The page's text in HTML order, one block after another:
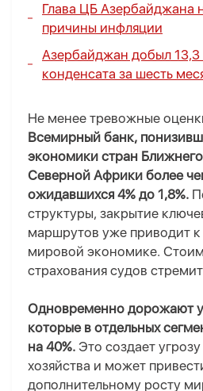
Глава ЦБ Азербайджана
причины инфляции
Азербайджан добыл
конденсата за шесть
Не менее тревожные
Всемирный банк,
экономики стран
Северной Африки более
ожидавшихся 4% до 1,8%.
структуры, закрытие
маршрутов уже приводит
мировой экономике.
страхования судов
Одновременно дорожают
которые в отдельных
на 40%. Это создает
хозяйства и может
дополнительному росту